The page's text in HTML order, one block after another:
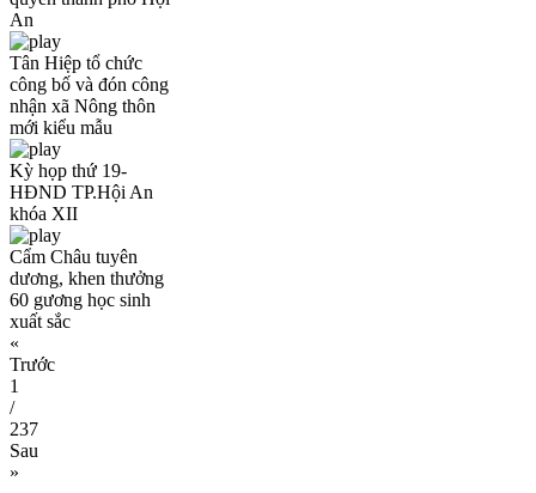
An
Tân Hiệp tổ chức
công bố và đón công
nhận xã Nông thôn
mới kiểu mẫu
Kỳ họp thứ 19-
HĐND TP.Hội An
khóa XII
Cẩm Châu tuyên
dương, khen thưởng
60 gương học sinh
xuất sắc
«
Trước
1
/
237
Sau
»